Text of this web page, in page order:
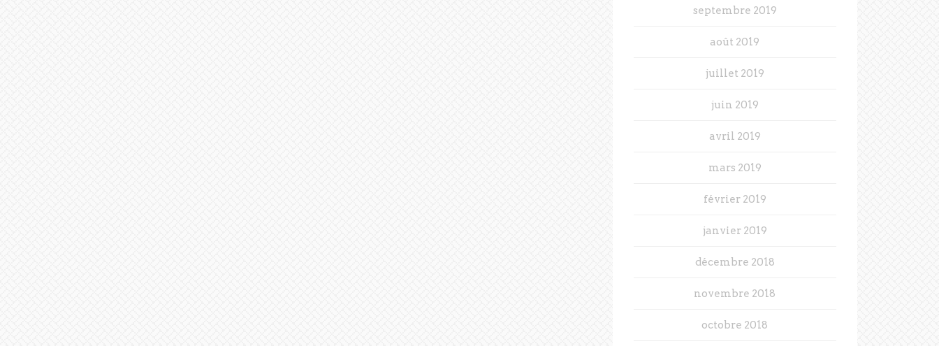
septembre 2019
août 2019
juillet 2019
juin 2019
avril 2019
mars 2019
février 2019
janvier 2019
décembre 2018
novembre 2018
octobre 2018